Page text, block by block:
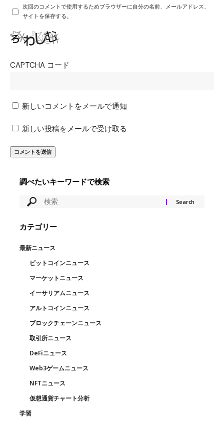
次回のコメントで使用するためブラウザーに自分の名前、メールアドレス、
サイトを保存する。
CAPTCHA コード
新しいコメントをメールで通知
新しい投稿をメールで受け取る
調べたいキーワードで検索
カテゴリー
最新ニュース
ビットコインニュース
マーケットニュース
イーサリアムニュース
アルトコインニュース
ブロックチェーンニュース
取引所ニュース
DeFiニュース
Web3ゲームニュース
NFTニュース
仮想通貨チャート分析
学習